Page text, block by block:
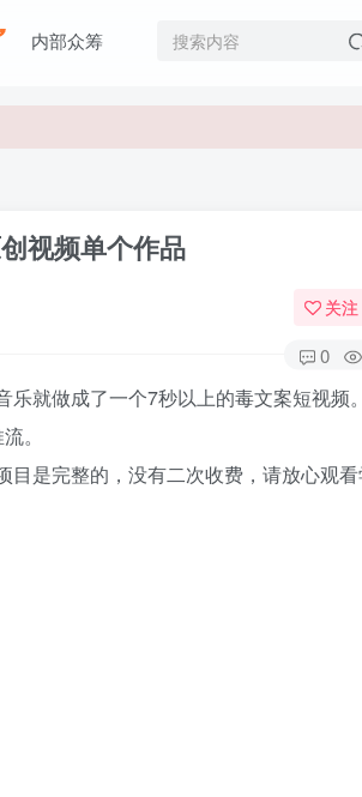
内部众筹
视频单个作品
关注
0
就做成了一个7秒以上的毒文案短视频
。
是完整的，没有二次收费，请放心观